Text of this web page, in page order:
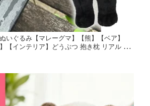
いぐるみ【マレーグマ】【熊】【ベア】
【インテリア】どうぶつ 抱き枕 リアル ふ
かわいい 大きい クリスマス 贈り物 プ
大きい くま 黒いくま 退職祝い